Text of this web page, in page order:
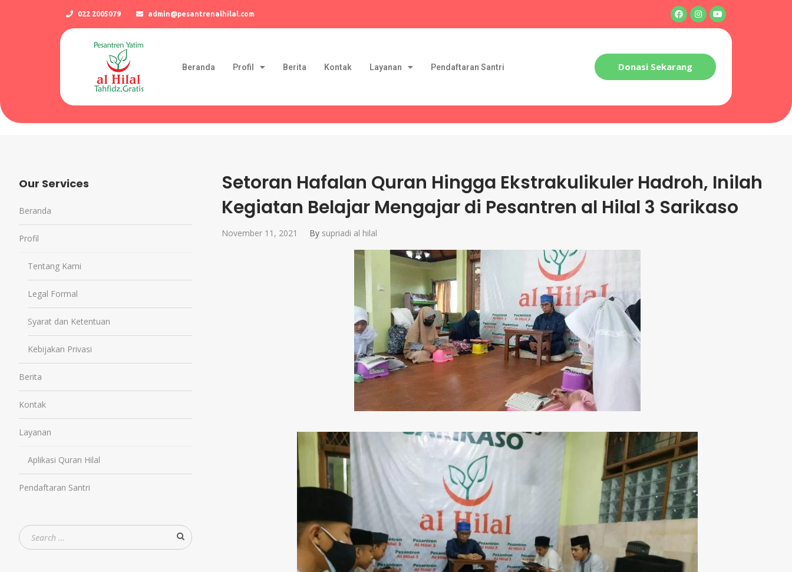
022 2005079 admin@pesantrenalhilal.com
Beranda Profil Berita Kontak Layanan Pendaftaran Santri Donasi Sekarang
Setoran Hafalan Quran Hingga Ekstrakulikuler Hadroh, Inilah
Kegiatan Belajar Mengajar di Pesantren al Hilal 3 Sarikaso
November 11, 2021 By supriadi al hilal
Our Services
Beranda
Profil
Tentang Kami
Legal Formal
Syarat dan Ketentuan
Kebijakan Privasi
Berita
Kontak
Layanan
Aplikasi Quran Hilal
Pendaftaran Santri